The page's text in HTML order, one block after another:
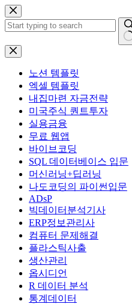
본
문
으
로
건
결
노션 템플릿
엑셀 템플릿
내집마련 자금전략
미국주식 퀀트투자
실용금융
무료 웹앱
바이브코딩
SQL 데이터베이스 입문
머신러닝+딥러닝
나도코딩의 파이썬입문
ADsP
빅데이터분석기사
ERP정보관리사
컴퓨터 문제해결
플라스틱사출
생산관리
옵시디언
R 데이터 분석
통계데이터